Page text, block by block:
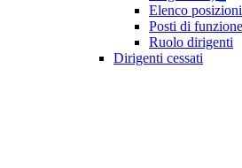
Elenco
Posti di
Ruolo dirigenti
Dirigenti cessati